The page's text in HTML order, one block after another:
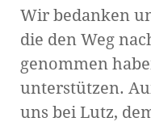
Wir bedanken
die den Weg
genommen
unterstützen.
uns bei Lutz,